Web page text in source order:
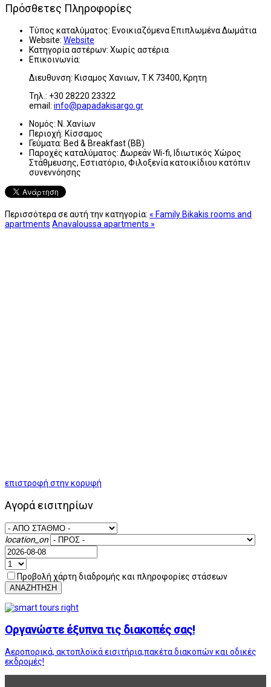
Πρόσθετες Πληροφορίες
Τύπος καταλύματος: Ενοικιαζόμενα Επιπλωμένα Δωμάτια
Website: Website
Κατηγορία αστέρων: Χωρίς αστέρια
Επικοινωνία:
Διευθυνση: Κισαμος Χανιων, Τ.Κ 73400, Κρητη
Τηλ.: +30 28220 23322
email: info@papadakisargo.gr
Νομός: Ν. Χανίων
Περιοχή: Κίσσαμος
Γεύματα: Bed & Breakfast (BB)
Παροχές καταλύματος: Δωρεάν Wi-fi, Ιδιωτικός Χώρος
Στάθμευσης, Εστιατόριο, Φιλοξενία κατοικίδιου κατόπιν
συνεννόησης
Περισσότερα σε αυτή την κατηγορία: « Family Bikakis rooms and
apartments Anavaloussa apartments »
επιστροφή στην κορυφή
Αγορά εισιτηρίων
location_on
Προβολή χάρτη διαδρομής και πληροφορίες στάσεων
ΑΝΑΖΗΤΗΣΗ
Οργανώστε έξυπνα τις διακοπές σας!
Αεροπορικά, ακτοπλοϊκά εισιτήρια,πακέτα διακοπών και οδικές
εκδρομές!